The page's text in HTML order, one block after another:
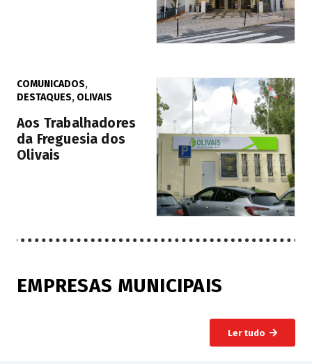
COMUNICADOS,
DESTAQUES, OLIVAIS
Aos Trabalhadores
da Freguesia dos
Olivais
EMPRESAS MUNICIPAIS
Ler tudo